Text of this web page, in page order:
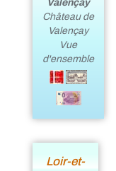
Valençay
Château de
Valençay
Vue
d'ensemble
Loir-et-